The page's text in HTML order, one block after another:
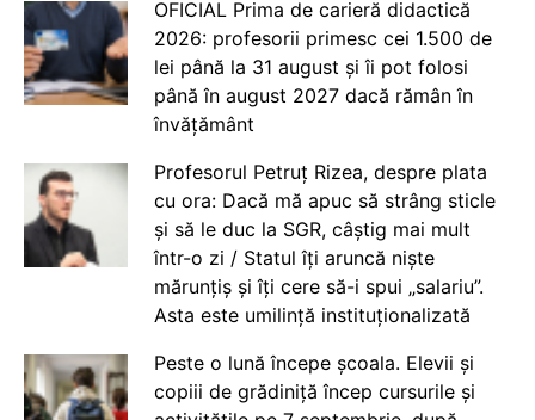
OFICIAL Prima de carieră didactică
2026: profesorii primesc cei 1.500 de
lei până la 31 august și îi pot folosi
până în august 2027 dacă rămân în
învățământ
Profesorul Petruț Rizea, despre plata
cu ora: Dacă mă apuc să strâng sticle
și să le duc la SGR, câștig mai mult
într-o zi / Statul îți aruncă niște
mărunțiș și îți cere să-i spui „salariu”.
Asta este umilință instituționalizată
Peste o lună începe școala. Elevii și
copiii de grădiniță încep cursurile și